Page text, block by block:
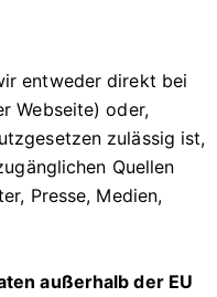
entweder direkt bei
Webseite) oder,
zulässig ist,
Quellen
Presse, Medien,
außerhalb der EU